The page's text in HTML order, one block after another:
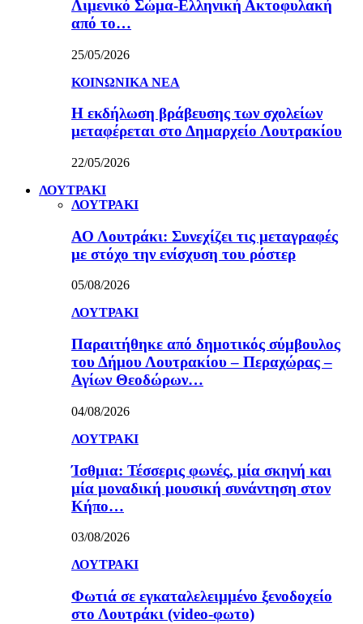
Λιμενικό Σώμα-Ελληνική Ακτοφυλακή
από το…
25/05/2026
ΚΟΙΝΩΝΙΚΑ ΝΕΑ
Η εκδήλωση βράβευσης των σχολείων
μεταφέρεται στο Δημαρχείο Λουτρακίου
22/05/2026
ΛΟΥΤΡΑΚΙ
ΛΟΥΤΡΑΚΙ
ΑΟ Λουτράκι: Συνεχίζει τις μεταγραφές
με στόχο την ενίσχυση του ρόστερ
05/08/2026
ΛΟΥΤΡΑΚΙ
Παραιτήθηκε από δημοτικός σύμβουλος
του Δήμου Λουτρακίου – Περαχώρας –
Αγίων Θεοδώρων…
04/08/2026
ΛΟΥΤΡΑΚΙ
Ίσθμια: Τέσσερις φωνές, μία σκηνή και
μία μοναδική μουσική συνάντηση στον
Κήπο…
03/08/2026
ΛΟΥΤΡΑΚΙ
Φωτιά σε εγκαταλελειμμένο ξενοδοχείο
στο Λουτράκι (video-φωτο)